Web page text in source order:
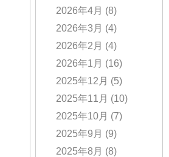
2026年4月 (8)
2026年3月 (4)
2026年2月 (4)
2026年1月 (16)
2025年12月 (5)
2025年11月 (10)
2025年10月 (7)
2025年9月 (9)
2025年8月 (8)